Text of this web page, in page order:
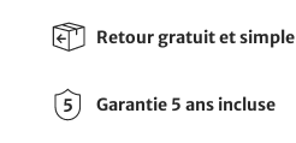
Retour gratuit et simple
Garantie 5 ans incluse